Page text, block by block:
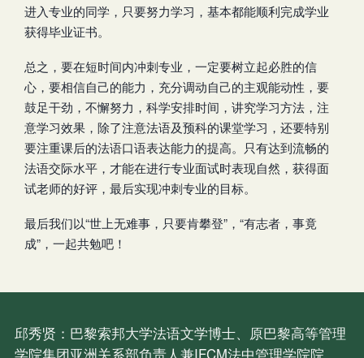
进入专业的同学，只要努力学习，基本都能顺利完成学业
获得毕业证书。
总之，要在短时间内冲刺专业，一定要树立起必胜的信
心，要相信自己的能力，充分调动自己的主观能动性，要
鼓足干劲，不懈努力，科学安排时间，讲究学习方法，注
意学习效果，除了注意法语及预科的课堂学习，还要特别
要注重课后的法语口语表达能力的提高。只有达到流畅的
法语交际水平，才能在进行专业面试时表现自然，获得面
试老师的好评，最后实现冲刺专业的目标。
最后我们以“世上无难事，只要肯攀登”，“有志者，事竟
成”，一起共勉吧！
邱秀贤：巴黎索邦大学法语文学博士、原巴黎高等管理